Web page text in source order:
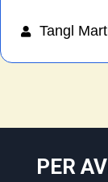
Tangl
PER